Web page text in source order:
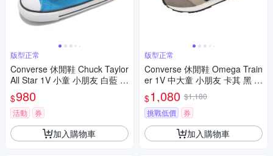
版型正常
Converse 休閒鞋 Chuck Taylor
All Star 1V 小童 小朋友 白藍 魔
鬼氈 哆啦A夢 聯名 A15794C
$980
活動 券
加入購物車
版型正常
Converse 休閒鞋 Omega Train
er 1V 中大童 小朋友 卡其 黑 魔
鬼氈 麂皮 A16560C
$1,080 $1,180
挑戰低價
券
加入購物車